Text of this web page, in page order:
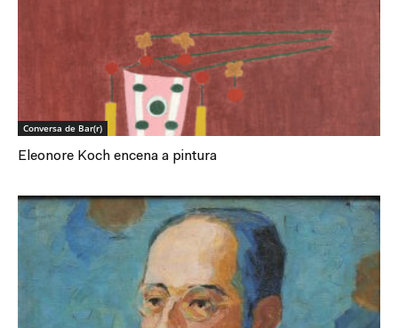
Conversa de Bar(r)
Eleonore Koch encena a pintura